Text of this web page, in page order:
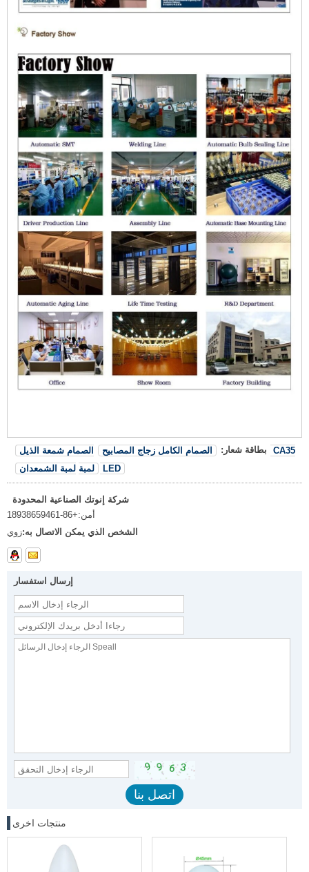
بطاقة شعار: الصمام الكامل زجاج المصابيح
الصمام شمعة الذيل CA35
لمبة
لمبة الشمعدان LED
شركة إنوتك الصناعية المحدودة
أمن:+86-18938659461
الشخص الذي يمكن الاتصال به:زوي
إرسال استفسار
منتجات اخرى